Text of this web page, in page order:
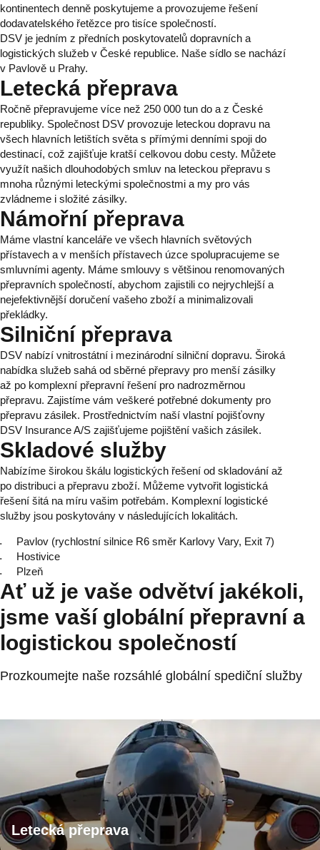
kontinentech denně poskytujeme a provozujeme řešení
dodavatelského řetězce pro tisíce společností.
DSV je jedním z předních poskytovatelů dopravních a
logistických služeb v České republice. Naše sídlo se nachází
v Pavlově u Prahy.
Letecká přeprava
Ročně přepravujeme více než 250 000 tun do a z České
republiky. Společnost DSV provozuje leteckou dopravu na
všech hlavních letištích světa s přímými denními spoji do
destinací, což zajišťuje kratší celkovou dobu cesty. Můžete
využít našich dlouhodobých smluv na leteckou přepravu s
mnoha různými leteckými společnostmi a my pro vás
zvládneme i složité zásilky.
Námořní přeprava
Máme vlastní kanceláře ve všech hlavních světových
přístavech a v menších přístavech úzce spolupracujeme se
smluvními agenty. Máme smlouvy s většinou renomovaných
přepravních společností, abychom zajistili co nejrychlejší a
nejefektivnější doručení vašeho zboží a minimalizovali
překládky.
Silniční přeprava
DSV nabízí vnitrostátní i mezinárodní silniční dopravu. Široká
nabídka služeb sahá od sběrné přepravy pro menší zásilky
až po komplexní přepravní řešení pro nadrozměrnou
přepravu. Zajistíme vám veškeré potřebné dokumenty pro
přepravu zásilek. Prostřednictvím naší vlastní pojišťovny
DSV Insurance A/S zajišťujeme pojištění vašich zásilek.
Skladové služby
Nabízíme širokou škálu logistických řešení od skladování až
po distribuci a přepravu zboží. Můžeme vytvořit logistická
řešení šitá na míru vašim potřebám. Komplexní logistické
služby jsou poskytovány v následujících lokalitách.
Pavlov (rychlostní silnice R6 směr Karlovy Vary, Exit 7)
Hostivice
Plzeň
Ať už je vaše odvětví jakékoli,
jsme vaší globální přepravní a
logistickou společností
Prozkoumejte naše rozsáhlé globální spediční služby
Letecká přeprava